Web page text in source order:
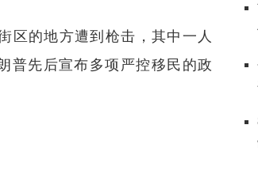
区的地方遭到枪击，其中一人
普先后宣布多项严控移民的政